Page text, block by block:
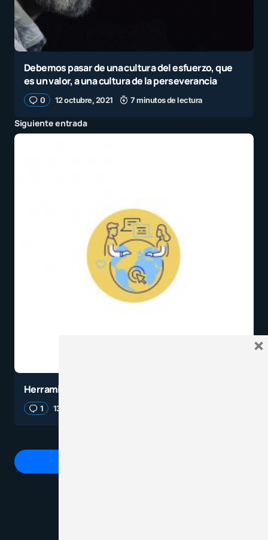
Debemos pasar de una cultura del esfuerzo, que
es un valor, a una cultura de la perseverancia
0 12 octubre, 2021 7 minutos de lectura
Siguiente entrada
Herramientas de software libre para educación
1 13 octubre, 2021
×